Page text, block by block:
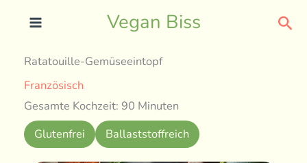
Vegan Biss
Ratatouille-Gemüseeintopf
Französisch
Gesamte Kochzeit: 90 Minuten
Glutenfrei
Ballaststoffreich